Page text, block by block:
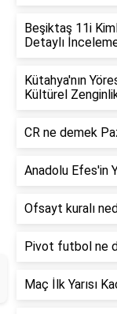
Beşiktaş 11i
Detaylı
Kütahya'nın
Kültürel
CR ne demek
Anadolu Efes'in
Ofsayt kuralı
Pivot futbol ne
Maç İlk Yarısı